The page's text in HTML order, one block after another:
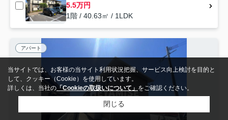
5.5万円
1階 / 40.63㎡ / 1LDK
アパート
当サイトでは、お客様の当サイト利用状況把握、サービス向上検討を目的と
して、クッキー（Cookie）を使用しています。
詳しくは、当社の 「Cookieの取扱いについて」 をご確認ください。
閉じる